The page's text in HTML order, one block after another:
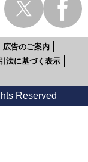
広告のご案内
法に基づく表示
Reserved